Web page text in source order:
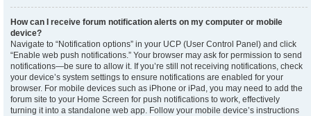
How can I receive forum notification alerts on my computer or mobile
device?
Navigate to “Notification options” in your UCP (User Control Panel) and click
“Enable web push notifications.” Your browser may ask for permission to send
notifications—be sure to allow it. If you’re still not receiving notifications, check
your device’s system settings to ensure notifications are enabled for your
browser. For mobile devices such as iPhone or iPad, you may need to add the
forum site to your Home Screen for push notifications to work, effectively
turning it into a standalone web app. Follow your mobile device’s instructions